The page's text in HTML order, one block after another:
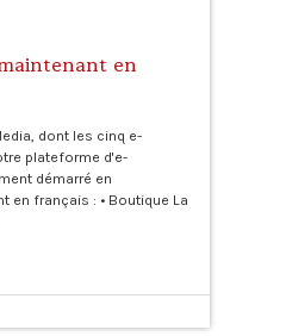
en
dont les cinq e-
plateforme d'e-
démarré en
en français : • Boutique La